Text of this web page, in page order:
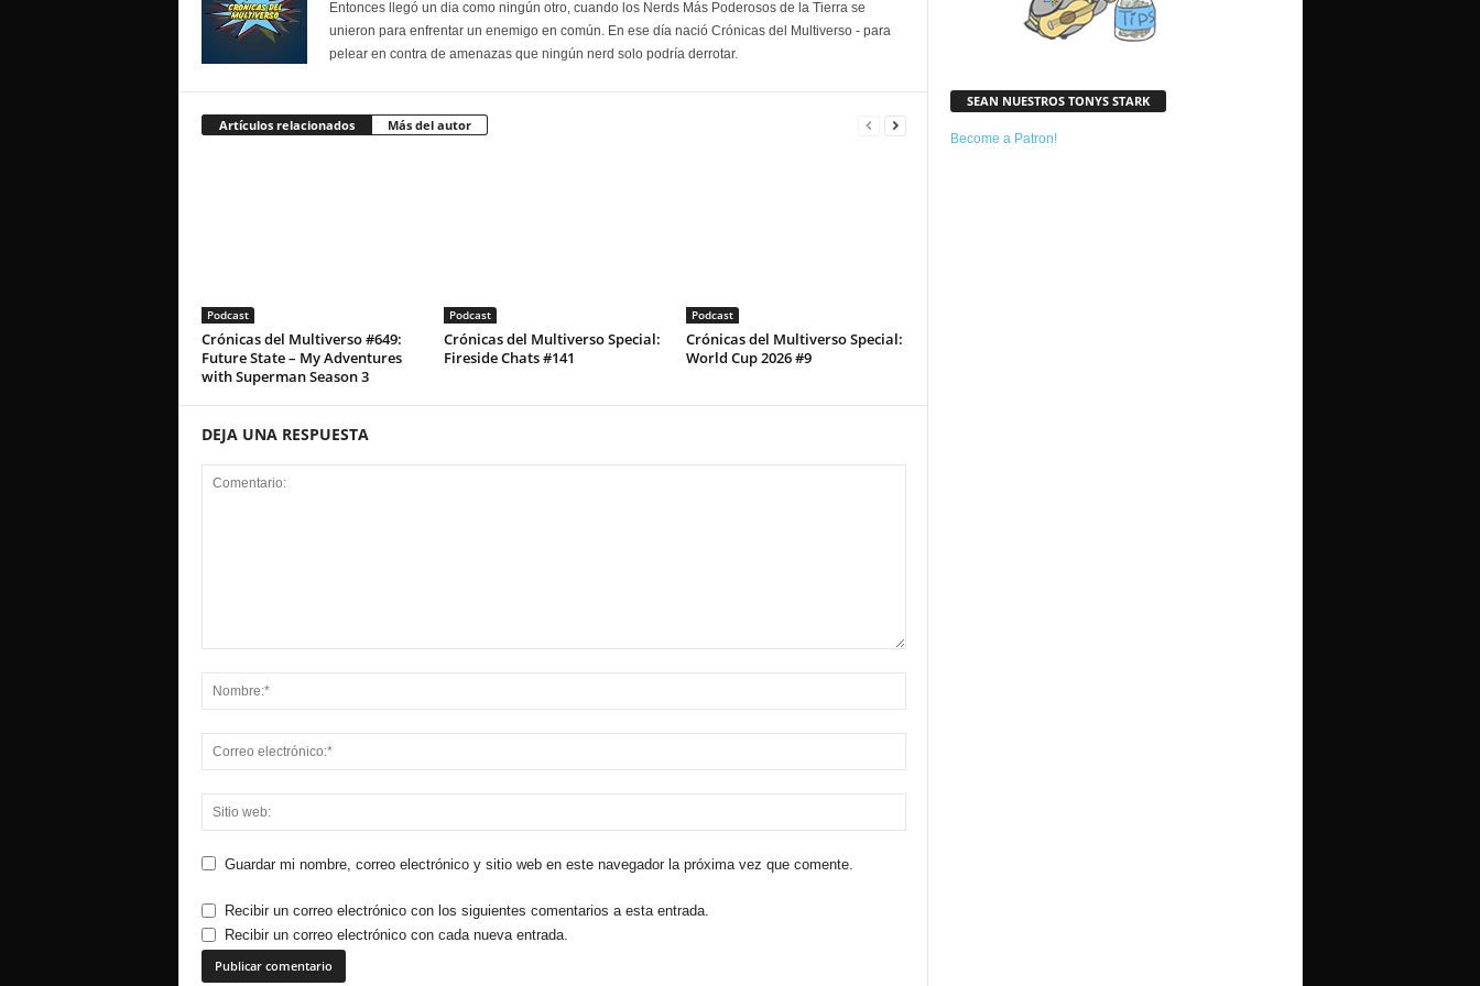
Entonces llegó un dia como ningún otro, cuando los Nerds Más Poderosos de la Tierra se
unieron para enfrentar un enemigo en común. En ese día nació Crónicas del Multiverso - para
pelear en contra de amenazas que ningún nerd solo podría derrotar.
Artículos relacionados Más del autor
Podcast
Crónicas del Multiverso #649:
Future State – My Adventures
with Superman Season 3
Podcast
Crónicas del Multiverso Special:
Fireside Chats #141
Podcast
Crónicas del Multiverso Special:
World Cup 2026 #9
DEJA UNA RESPUESTA
Guardar mi nombre, correo electrónico y sitio web en este navegador la próxima vez que comente.
Recibir un correo electrónico con los siguientes comentarios a esta entrada.
Recibir un correo electrónico con cada nueva entrada.
SEAN NUESTROS TONYS STARK
Become a Patron!